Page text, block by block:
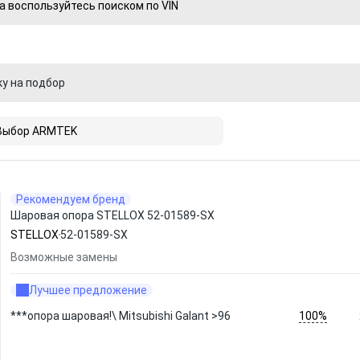
воспользуйтесь поиском по VIN
на подбор
ARMTEK
Рекомендуем бренд
Шаровая опора STELLOX 52-01589-SX
STELLOX 52-01589-SX
Возможные замены
Лучшее предложение
***опора шаровая!\ Mitsubishi Galant >96
100%